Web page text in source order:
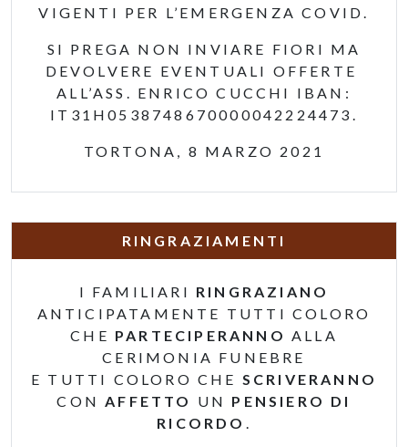
VIGENTI PER L’EMERGENZA COVID.
SI PREGA NON INVIARE FIORI MA
DEVOLVERE EVENTUALI OFFERTE
ALL’ASS. ENRICO CUCCHI IBAN:
IT31H0538748670000042224473.
TORTONA, 8 MARZO 2021
RINGRAZIAMENTI
I FAMILIARI RINGRAZIANO
ANTICIPATAMENTE TUTTI COLORO
CHE PARTECIPERANNO ALLA
CERIMONIA FUNEBRE
E TUTTI COLORO CHE SCRIVERANNO
CONAFFETTO UN PENSIERO DI
RICORDO .